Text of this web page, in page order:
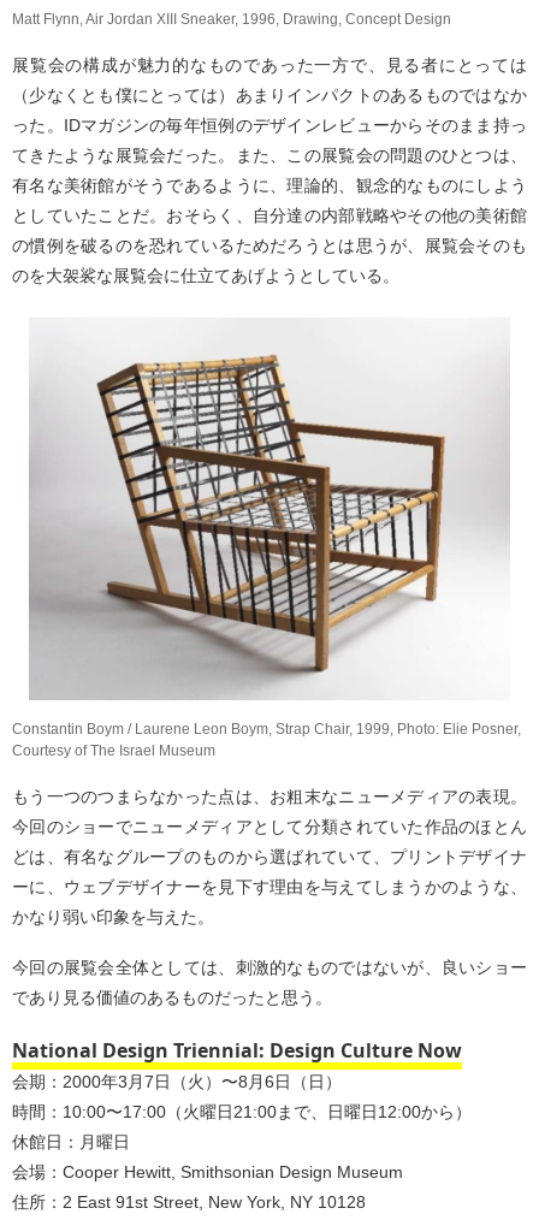
Matt Flynn, Air Jordan XIII Sneaker, 1996, Drawing, Concept Design
展覧会の構成が魅力的なものであった一方で、見る者にとっては
（少なくとも僕にとっては）あまりインパクトのあるものではなか
った。IDマガジンの毎年恒例のデザインレビューからそのまま持っ
てきたような展覧会だった。また、この展覧会の問題のひとつは、
有名な美術館がそうであるように、理論的、観念的なものにしよう
としていたことだ。おそらく、自分達の内部戦略やその他の美術館
の慣例を破るのを恐れているためだろうとは思うが、展覧会そのも
のを大袈裟な展覧会に仕立てあげようとしている。
Constantin Boym / Laurene Leon Boym, Strap Chair, 1999, Photo: Elie Posner,
Courtesy of The Israel Museum
もう一つのつまらなかった点は、お粗末なニューメディアの表現。
今回のショーでニューメディアとして分類されていた作品のほとん
どは、有名なグループのものから選ばれていて、プリントデザイナ
ーに、ウェブデザイナーを見下す理由を与えてしまうかのような、
かなり弱い印象を与えた。
今回の展覧会全体としては、刺激的なものではないが、良いショー
であり見る価値のあるものだったと思う。
National Design Triennial: Design Culture Now
会期：2000年3月7日（火）〜8月6日（日）
時間：10:00〜17:00（火曜日21:00まで、日曜日12:00から）
休館日：月曜日
会場：Cooper Hewitt, Smithsonian Design Museum
住所：2 East 91st Street, New York, NY 10128